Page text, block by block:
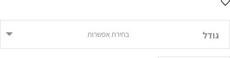
גודל בחירת אפשרות